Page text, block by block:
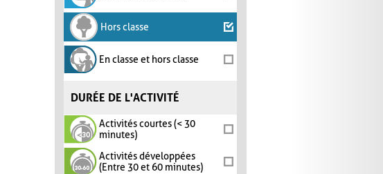
Hors classe
En classe et hors classe
DURÉE DE L'ACTIVITÉ
Activités courtes (< 30
minutes)
Activités développées
(Entre 30 et 60 minutes)